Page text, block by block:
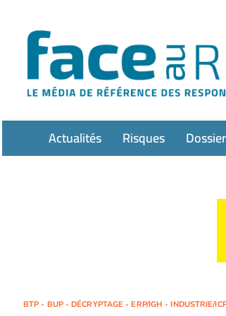
contenu
Actualités Risques
BTP - BUP - DÉCRYPTAGE - ERP/IGH - INDUSTRIE/